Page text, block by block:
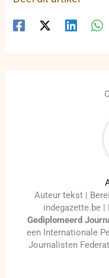
Auteur tekst |
indegazette.be |
Gediplomeerd
een Internationale
Journalisten